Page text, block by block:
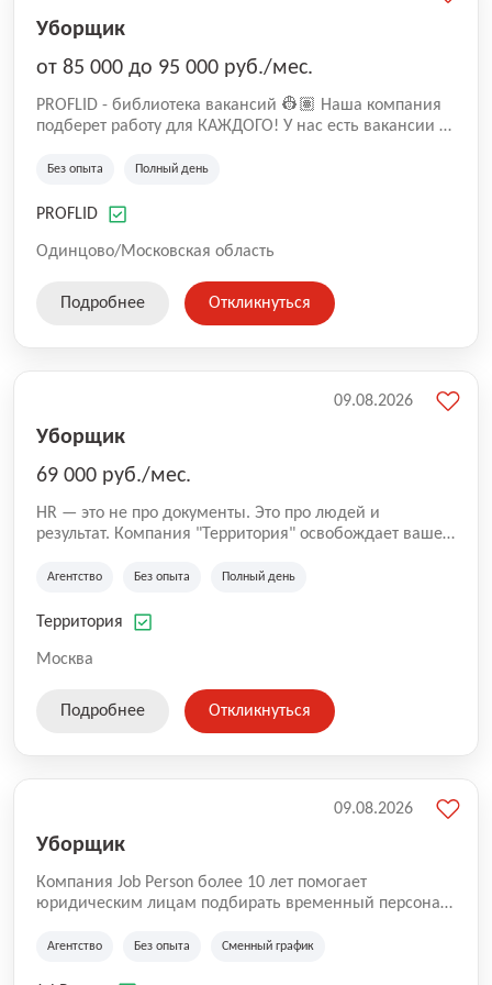
Уборщик
от 85 000 до 95 000 руб./мес.
PROFLID - библиотека вакансий 👷🏽 Наша компания
подберет работу для КАЖДОГО! У нас есть вакансии в
🙌🏼 📍Мы готовы предложить: - Варианты работы в
комфортные рабочие часы, - Честные зарплаты в
⁠Бонусы и премии, - Четкие инструкции и
в коллективе и поддержка руководства.
Без опыта Полный день
PROFLID
Одинцово/Московская область
Подробнее Откликнуться
Уборщик
69 000 руб./мес.
HR — это не про документы. Это про людей и
результат. Компания "Территория" освобождает ваше
управлению персоналом: находим таланты,
делопроизводство. Ваша команда растёт, а вы —
Агентство Без опыта Полный день
Территория
Москва
09.08.2026
Подробнее Откликнуться
Уборщик
Компания Job Person более 10 лет помогает
юридическим лицам подбирать временный персонал
Грузчиков - Комплектовщиков - Сканировщиков -
Агентство Без опыта Сменный график
09.08.2026